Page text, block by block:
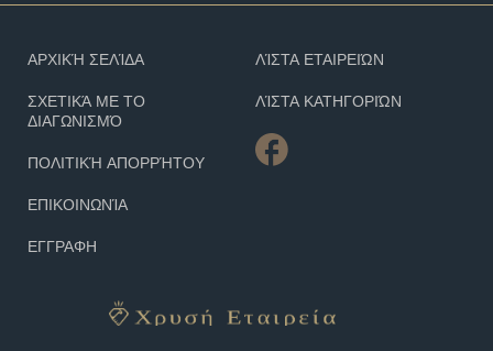
ΑΡΧΙΚΉ ΣΕΛΊΔΑ
ΣΧΕΤΙΚΆ ΜΕ ΤΟ
ΔΙΑΓΩΝΙΣΜΌ
ΠΟΛΙΤΙΚΉ ΑΠΟΡΡΉΤΟΥ
ΕΠΙΚΟΙΝΩΝΊΑ
ΕΓΓΡΑΦΗ
ΛΊΣΤΑ ΕΤΑΙΡΕΙΏΝ
ΛΊΣΤΑ ΚΑΤΗΓΟΡΙΏΝ